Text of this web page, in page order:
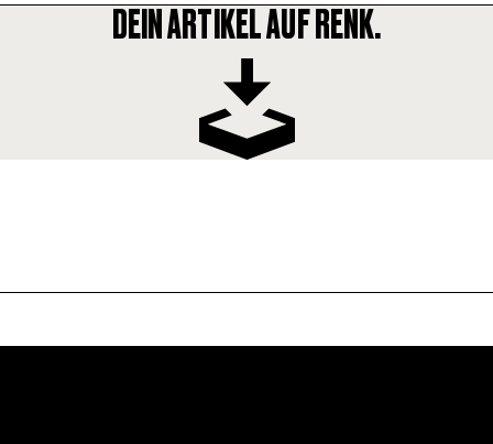
DEIN ARTIKEL AUF RENK.